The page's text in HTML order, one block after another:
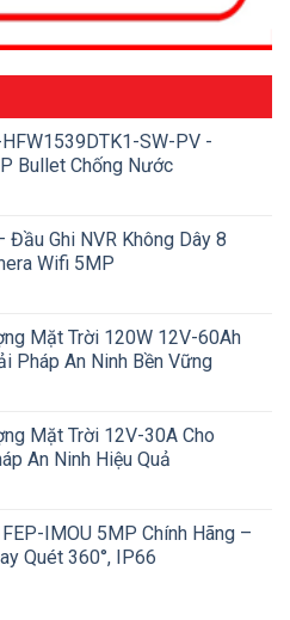
SW-PV -
Bullet Chống Nước
Đầu Ghi NVR Không Dây 8
Wifi 5MP
Mặt Trời 120W 12V-60Ah
Pháp An Ninh Bền Vững
Mặt Trời 12V-30A Cho
An Ninh Hiệu Quả
IMOU 5MP Chính Hãng –
Quét 360°, IP66